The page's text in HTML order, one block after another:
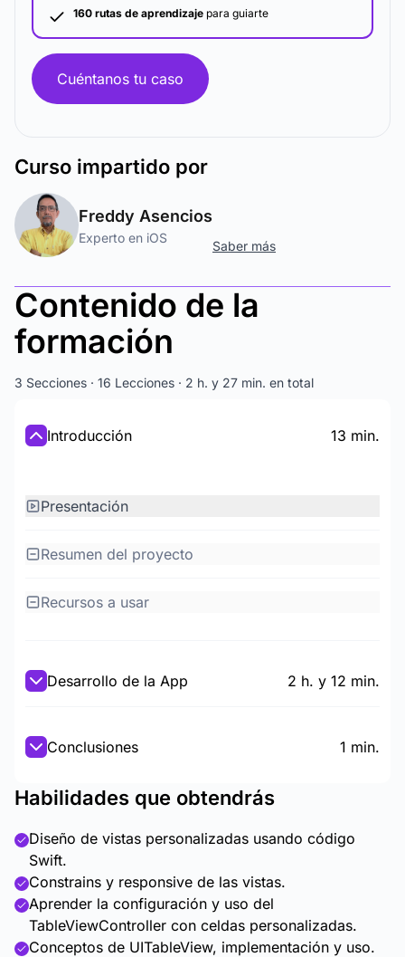
160 rutas de aprendizaje para guiarte
Cuéntanos tu caso
Curso impartido por
Freddy Asencios
Experto en iOS
Saber más
Contenido de la
formación
3 Secciones · 16 Lecciones · 2 h. y 27 min. en total
Introducción 13 min.
Presentación
Resumen del proyecto
Recursos a usar
Desarrollo de la App 2 h. y 12 min.
Conclusiones 1 min.
Habilidades que obtendrás
Diseño de vistas personalizadas usando código
Swift.
Constrains y responsive de las vistas.
Aprender la configuración y uso del
TableViewController con celdas personalizadas.
Conceptos de UITableView, implementación y uso.